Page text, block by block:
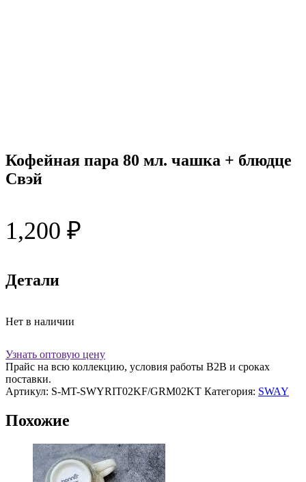
Кофейная пара 80 мл. чашка + блюдце
Свэй
1,200 ₽
Детали
Нет в наличии
Узнать оптовую цену
Прайс на всю коллекцию, условия работы В2В и сроках
поставки.
Артикул: S-MT-SWYRIT02KF/GRM02KT Категория: SWAY
Похожие